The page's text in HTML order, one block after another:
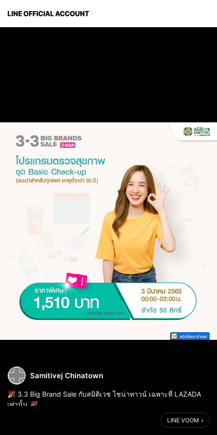
Samitivej Chinatown
🎉 3.3 Big Brand Sale กับสมิติเวช ไชน่าทาวน์ เฉพาะที่ LAZADA
เท่านั้น 🎉
โปรแกรมตรวจสุขภาพแพ็กขายดี ลดจัดเต็ม ลดแล้วลดอีก!
LINE VOOM